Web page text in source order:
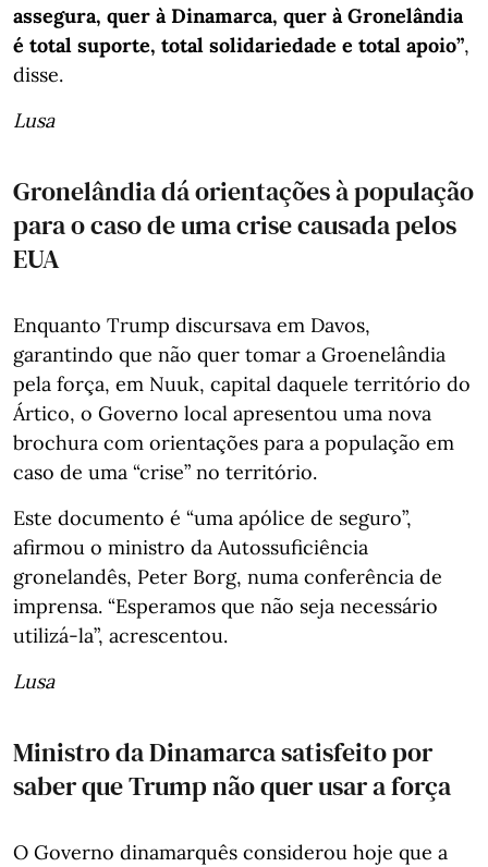
assegura, quer à Dinamarca, quer à Gronelândia
é total suporte, total solidariedade e total apoio”,
disse.
Lusa
Gronelândia dá orientações à população
para o caso de uma crise causada pelos
EUA
Enquanto Trump discursava em Davos,
garantindo que não quer tomar a Groenelândia
pela força, em Nuuk, capital daquele território do
Ártico, o Governo local apresentou uma nova
brochura com orientações para a população em
caso de uma “crise” no território.
Este documento é “uma apólice de seguro”,
afirmou o ministro da Autossuficiência
gronelandês, Peter Borg, numa conferência de
imprensa. “Esperamos que não seja necessário
utilizá-la”, acrescentou.
Lusa
Ministro da Dinamarca satisfeito por
saber que Trump não quer usar a força
O Governo dinamarquês considerou hoje que a